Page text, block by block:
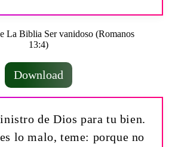
Download
de Dios para tu bien.
lo malo, teme: porque no